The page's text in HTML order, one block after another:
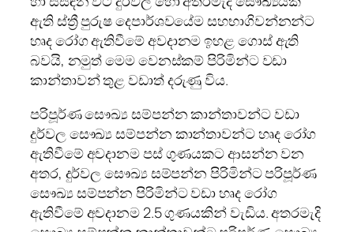
ඇති ස්ත්‍රී පුරුෂ දෙපාර්ශවයේම සහභාගිවන්නන්ට
හෘද රෝග ඇතිවීමේ අවදානම ඉහළ ගොස් ඇති
බවයි, නමුත් මෙම වෙනස්කම් පිරිමින්ට වඩා
කාන්තාවන් තුළ වඩාත් දරුණු විය.
පරිපූර්ණ සෞඛ්‍ය සම්පන්න කාන්තාවන්ට වඩා
දුර්වල සෞඛ්‍ය සම්පන්න කාන්තාවන්ට හෘද රෝග
ඇතිවීමේ අවදානම පස් ගුණයකට ආසන්න වන
අතර, දුර්වල සෞඛ්‍ය සම්පන්න පිරිමින්ට පරිපූර්ණ
සෞඛ්‍ය සම්පන්න පිරිමින්ට වඩා හෘද රෝග
ඇතිවීමේ අවදානම 2.5 ගුණයකින් වැඩිය. අතරමැදි